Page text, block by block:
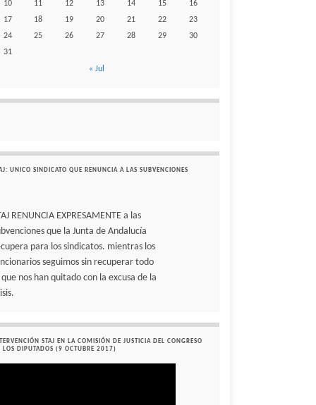
10
11 12 13 14 15
16
17
18 19 20 21 22
23
24
25 26 27 28 29
30
31
« Jul
UNICO SINDICATO QUE RENUNCIA A LAS SUBVENCIONES
RENUNCIA EXPRESAMENTE a las
que la Junta de Andalucía
para los sindicatos. mientras los
seguimos sin recuperar todo
que nos han quitado con la excusa de la
STAJ EN LA COMISIÓN DE JUSTICIA DEL CONGRESO
LOS DIPUTADOS (9 OCTUBRE 2017)